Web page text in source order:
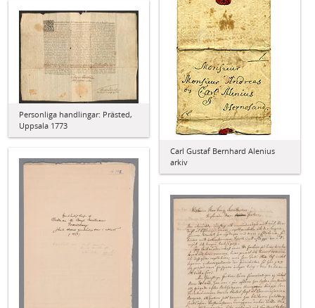
Carl Gustaf Bernhard Alenius
arkiv
Personliga handlingar: Prästed,
Uppsala 1773